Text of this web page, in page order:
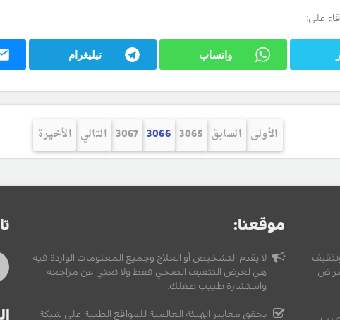
على:
واتساب تيليغرام
الأولى السابق 3065
3066
3067 التالي الأخيرة
موقعنا:
لا يقدم التشخيص أو العلاج وجميع المعلومات الواردة فيه
هي لغرض التثقيف الصحي فقط ولا تغني عن مراجعة
واستشارة طبيب طفلك.
يحقق معايير الهيئة العالمية للمواقع الطبية على شبكة